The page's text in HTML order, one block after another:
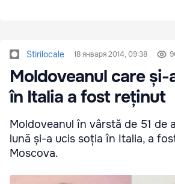
Stirilocale 18 января 2014, 09:38
Moldoveanul care și-
în Italia a fost reținut
Moldoveanul în vârstă de 51 de
lună și-a ucis soția în Italia, a
Moscova.